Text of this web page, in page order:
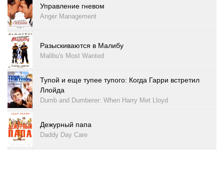
Управление гневом
Anger Management
Разыскиваются в Малибу
Malibu's Most Wanted
Тупой и еще тупее тупого: Когда Гарри встретил
Ллойда
Dumb and Dumberer: When Harry Met Lloyd
Дежурный папа
Daddy Day Care